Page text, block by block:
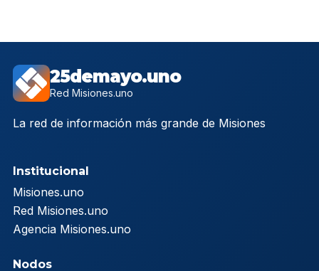
25demayo.uno
Red Misiones.uno
La red de información más grande de Misiones
Institucional
Misiones.uno
Red Misiones.uno
Agencia Misiones.uno
Nodos